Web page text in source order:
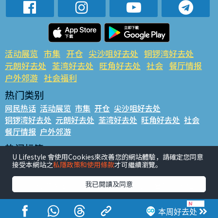
本周好去处
活动展览 市集 开仓 尖沙咀好去处 铜锣湾好去处
元朗好去处 荃湾好去处 旺角好去处 社会 餐厅情报
户外郊游 社会福利
热门类别
网民热话 活动展览 市集 开仓 尖沙咀好去处
铜锣湾好去处 元朗好去处 荃湾好去处 旺角好去处 社会
餐厅情报 户外郊游
热门标签
#UGO揾好去处 #人气活动推介 #美食社群热话
#ULifestyle商户中心
香港经济日报版权所有©2026
U Lifestyle 會使用Cookies來改善您的網站體驗，請確定您同意
接受本網站之私隱政策和使用條款才可繼續瀏覽。
我已閱讀及同意